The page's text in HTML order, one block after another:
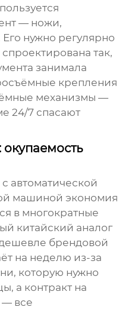
— ножи,
нужно регулярно
так,
занимала
крепления
механизмы —
24/7 спасают
автоматической
машиной экономия
в многократные
китайский аналог
брендовой
на неделю из-за
которую нужно
а контракт на
— все